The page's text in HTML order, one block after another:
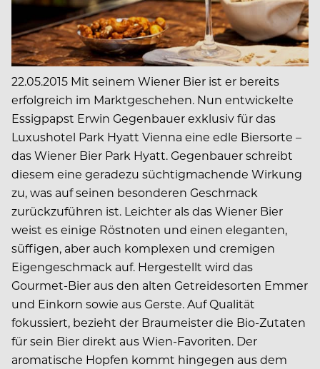
22.05.2015 Mit seinem Wiener Bier ist er bereits
erfolgreich im Marktgeschehen. Nun entwickelte
Essigpapst Erwin Gegenbauer exklusiv für das
Luxushotel Park Hyatt Vienna eine edle Biersorte –
das Wiener Bier Park Hyatt. Gegenbauer schreibt
diesem eine geradezu süchtigmachende Wirkung
zu, was auf seinen besonderen Geschmack
zurückzuführen ist. Leichter als das Wiener Bier
weist es einige Röstnoten und einen eleganten,
süffigen, aber auch komplexen und cremigen
Eigengeschmack auf. Hergestellt wird das
Gourmet-Bier aus den alten Getreidesorten Emmer
und Einkorn sowie aus Gerste. Auf Qualität
fokussiert, bezieht der Braumeister die Bio-Zutaten
für sein Bier direkt aus Wien-Favoriten. Der
aromatische Hopfen kommt hingegen aus dem